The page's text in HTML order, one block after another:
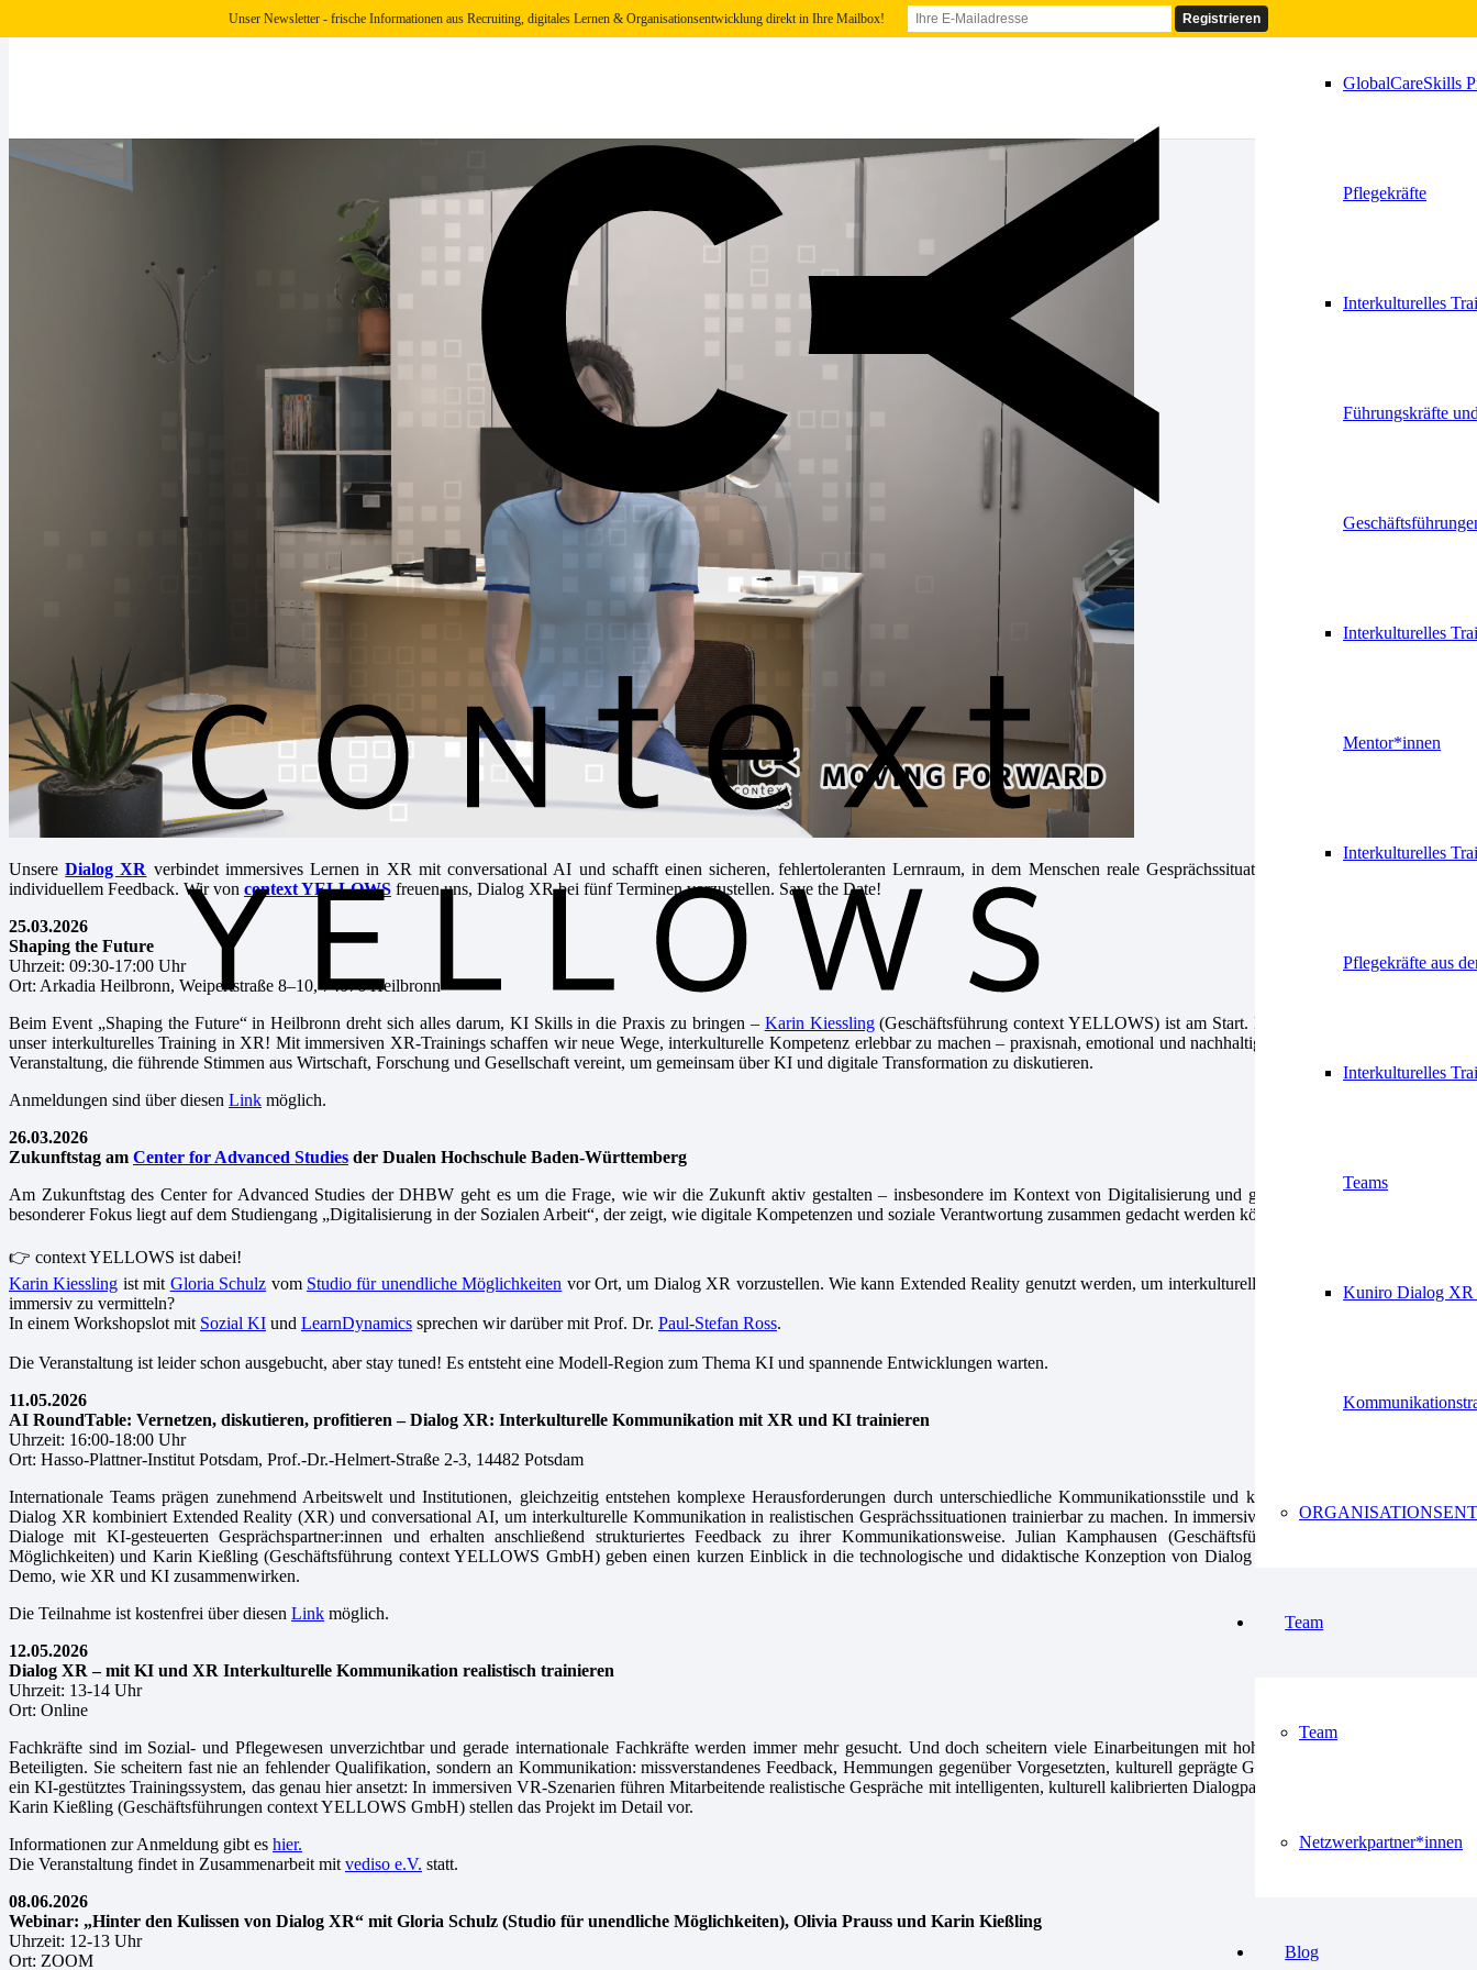
GlobalCareSkills
Pflegekräfte
Interkulturelles
Führungskräfte
Interkulturelles
Mentor*innen
Interkulturelles
Pflegekräfte aus
Interkulturelles
Teams
Kuniro Dialog XR
Team
Team
Netzwerkpartner*innen
Blog
UnsereDialog XR verbindet immersives Lernen in XR mit conversational AI und schafft einen sicheren, fehlertoleranten Lernraum, in dem Menschen reale Gesprächssituationen trainieren können – mit
individuellem Feedback. Wir von context YELLOWS freuen uns, Dialog XR bei fünf Terminen vorzustellen. Save the Date!
25.03.2026
Shaping the Future
Uhrzeit: 09:30-17:00 Uhr
Ort: Arkadia Heilbronn, Weipertstraße 8–10, 74076 Heilbronn
Beim Event „Shaping the Future“ in Heilbronn dreht sich alles darum, KI Skills in die Praxis zu bringen – Karin Kiessling(Geschäftsführung context YELLOWS) ist am Start. Mit im Gepäck ist Dialog XR,
unser interkulturelles Training in XR! Mit immersiven XR-Trainings schaffen wir neue Wege, interkulturelle Kompetenz erlebbar zu machen – praxisnah, emotional und nachhaltig. Unser Workshop ist Teil der
Veranstaltung, die führende Stimmen aus Wirtschaft, Forschung und Gesellschaft vereint, um gemeinsam über KI und digitale Transformation zu diskutieren.
Anmeldungen sind über diesen Link möglich.
26.03.2026
Zukunftstag am Center for Advanced Studies der Dualen Hochschule Baden-Württemberg
Am Zukunftstag des Center for Advanced Studies der DHBW geht es um die Frage, wie wir die Zukunft aktiv gestalten – insbesondere im Kontext von Digitalisierung und gesellschaftlichem Wandel.
besonderer Fokus liegt auf dem Studiengang „Digitalisierung in der Sozialen Arbeit“, der zeigt, wie digitale Kompetenzen und soziale Verantwortung zusammen gedacht werden können.
👉 context YELLOWS ist dabei!
Karin Kiessling ist mit Gloria Schulz vom Studio für unendliche Möglichkeiten vor Ort, um Dialog XR vorzustellen. Wie kann Extended Reality genutzt werden, um interkulturelle Kompetenzen
praxisnah und
immersiv zu vermitteln?
In einem Workshopslot mit Sozial KI und LearnDynamics sprechen wir darüber mit Prof. Dr. Paul-Stefan Ross.
Die Veranstaltung ist leider schon ausgebucht, aber stay tuned! Es entsteht eine Modell-Region zum Thema KI und spannende Entwicklungen warten.
11.05.2026
AI RoundTable: Vernetzen, diskutieren, profitieren – Dialog XR: Interkulturelle Kommunikation mit XR und KI trainieren
Uhrzeit: 16:00-18:00 Uhr
Ort: Hasso-Plattner-Institut Potsdam, Prof.-Dr.-Helmert-Straße 2-3, 14482 Potsdam
Internationale Teams prägen zunehmend Arbeitswelt und Institutionen, gleichzeitig entstehen komplexe Herausforderungen durch unterschiedliche Kommunikationsstile und kulturelle Erwartungen. Kuniro
Dialog XR kombiniert Extended Reality (XR) und conversational AI, um interkulturelle Kommunikation in realistischen Gesprächssituationen trainierbar zu machen. In immersiven Szenarien führen Lernende
Dialoge mit KI-gesteuerten Gesprächspartner:innen und erhalten anschließend strukturiertes Feedback zu ihrer Kommunikationsweise. Julian Kamphausen (Geschäftsführung Studio für unendliche
Möglichkeiten) und Karin Kießling (Geschäftsführung context YELLOWS GmbH) geben einen kurzen Einblick in die technologische und didaktische Konzeption von Dialog XR und zeigen in einer Live-
Demo, wie XR und KI zusammenwirken.
Die Teilnahme ist kostenfrei über diesen Link möglich.
12.05.2026
Dialog XR – mit KI und XR Interkulturelle Kommunikation realistisch trainieren
Uhrzeit: 13-14 Uhr
Ort: Online
Fachkräfte sind im Sozial- und Pflegewesen unverzichtbar und gerade internationale Fachkräfte werden immer mehr gesucht. Und doch scheitern viele Einarbeitungen mit hohen Kosten und Stress für alle
Beteiligten. Sie scheitern fast nie an fehlender Qualifikation, sondern an Kommunikation: missverstandenes Feedback, Hemmungen gegenüber Vorgesetzten, kulturell geprägte Gesprächsmuster. Dialog XR ist
ein KI-gestütztes Trainingssystem, das genau hier ansetzt: In immersiven VR-Szenarien führen Mitarbeitende realistische Gespräche mit intelligenten, kulturell kalibrierten Dialogpartner*innen. Olivia Prauss und
Karin Kießling (Geschäftsführungen context YELLOWS GmbH) stellen das Projekt im Detail vor.
Informationen zur Anmeldung gibt es hier.
Die Veranstaltung findet in Zusammenarbeit mit vediso e.V. statt.
08.06.2026
Webinar: „Hinter den Kulissen von Dialog XR“ mit Gloria Schulz (Studio für unendliche Möglichkeiten), Olivia Prauss und Karin Kießling
Uhrzeit: 12-13 Uhr
Ort: ZOOM
Unser Newsletter - frische Informationen aus Recruiting, digitales Lernen & Organisationsentwicklung direkt in Ihre Mailbox!